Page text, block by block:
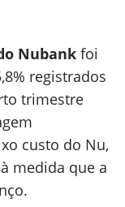
Nubank foi
registrados
trimestre
custo do Nu,
medida que a